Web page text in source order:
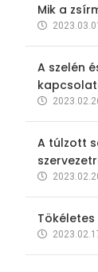
Mik a
A szelén
A túlzott